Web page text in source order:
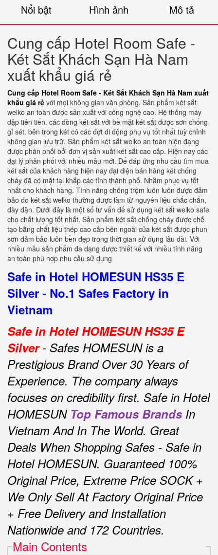
Nổi bật Hình ảnh Mô tả
Cung cấp Hotel Room Safe -
Két Sắt Khách Sạn Hà Nam
xuất khẩu giá rẻ
Cung cấp Hotel Room Safe - Két Sắt Khách Sạn Hà Nam xuất
khẩu giá rẻ với mọi không gian văn phòng. Sản phẩm két sắt
welko an toàn được sản xuất với công nghệ cao. Hệ thống máy
dập tiên tiến. các dòng két sắt với bề mặt két sắt được sơn chống
gỉ sét. bên trong két có các đợt di động phụ vụ tốt nhất tuỳ chỉnh
không gian lưu trữ. Sản phẩm két sắt welko an toàn hiện đạng
được phân phối bởi đơn vị sản xuất két sắt cao cấp. Hiện nay các
đại lý phân phối với nhiều mẫu mới. Để đáp ứng nhu cầu tìm mua
két sắt của khách hàng hiện nay đại diện bán hàng két chống
cháy đã có mặt tại khắp các tỉnh thành phố. Nhằm phục vụ tốt
nhất cho khách hàng. Tính năng chống trộm luôn luôn được đảm
bảo do két sắt welko thường được làm từ nguyên liệu chắc chắn,
dày dặn. Dưới đây là một số tư vấn để sử dụng két sắt welko safe
cho chất lượng tốt nhất. Sản phẩm két sắt chống cháy được chế
tạo bằng chất liệu thép cao cấp bên ngoài của két sắt được phun
sơn đảm bảo luôn bền đẹp trong thời gian sử dụng lâu dài. Với
nhiều mẫu sản phẩm đa dạng được thiết kế với nhiều tính năng
an toàn phù hợp nhu cầu sử dụng
Safe in Hotel HOMESUN HS35 E
Silver - No.1 Safes Factory in
Vietnam
Safe in Hotel HOMESUN HS35 E
Silver- Safes HOMESUN is a
Prestigious Brand Over 30 Years of
Experience. The company always
focuses on credibility first. Safe in Hotel
HOMESUN Top Famous Brands In
Vietnam And In The World. Great
Deals When Shopping Safes - Safe in
Hotel HOMESUN. Guaranteed 100%
Original Price, Extreme Price SOCK +
We Only Sell At Factory Original Price
+ Free Delivery and Installation
Nationwide and 172 Countries.
Main Contents